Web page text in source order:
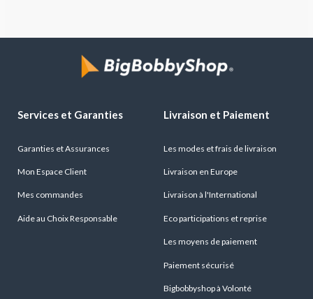
Services et Garanties
Garanties et Assurances
Mon Espace Client
Mes commandes
Aide au Choix Responsable
Livraison et Paiement
Les modes et frais de livraison
Livraison en Europe
Livraison à l'International
Eco participations et reprise
Les moyens de paiement
Paiement sécurisé
Bigbobbyshop à Volonté